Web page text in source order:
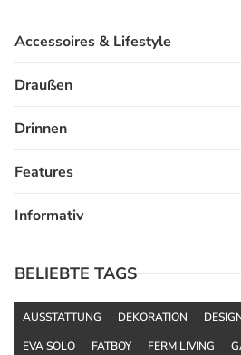
Accessoires & Lifestyle
Draußen
Drinnen
Features
Informativ
BELIEBTE TAGS
AUSSTATTUNG DEKORATION
EVA SOLO
FATBOY FERM LIVING